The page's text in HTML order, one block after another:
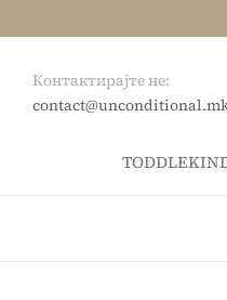
Контактирајте не: